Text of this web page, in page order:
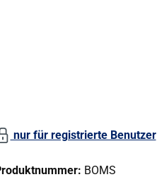
nur für registrierte Benutzer
BOMS